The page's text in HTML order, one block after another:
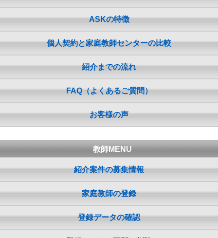
ASKの特徴
個人契約と家庭教師センターの比較
紹介までの流れ
FAQ（よくあるご質問）
お客様の声
教師MENU
紹介案件の募集情報
家庭教師の登録
登録データの確認